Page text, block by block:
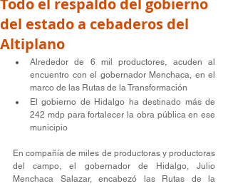
Todo el respaldo del gobierno
del estado a cebaderos del
Altiplano
Alrededor de 6 mil productores, acuden al
encuentro con el gobernador Menchaca, en el
marco de las Rutas de la Transformación
El gobierno de Hidalgo ha destinado más de
242 mdp para fortalecer la obra pública en ese
municipio
En compañía de miles de productoras y productoras
del campo, el gobernador de Hidalgo, Julio
Menchaca Salazar, encabezó las Rutas de la